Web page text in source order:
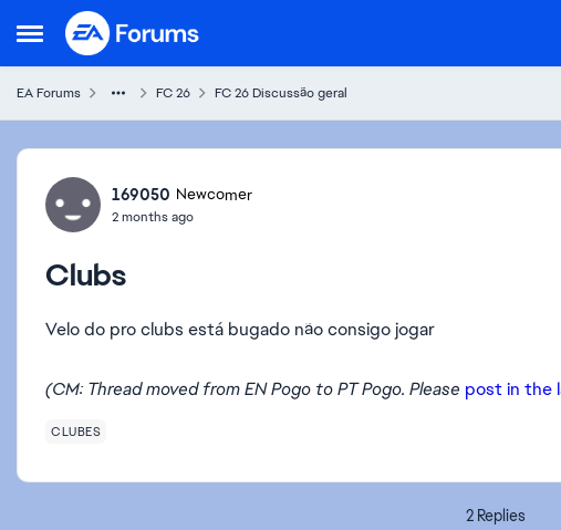
Open Side Menu
Skip to content
EA Forums FC 26 FC 26 Discussão geral
Forum Discussion
169050 Newcomer
2 months ago
Clubs
Velo do pro clubs está bugado não consigo jogar
(CM: Thread moved from EN Pogo to PT Pogo. Please post in the
CLUBES
2 Replies